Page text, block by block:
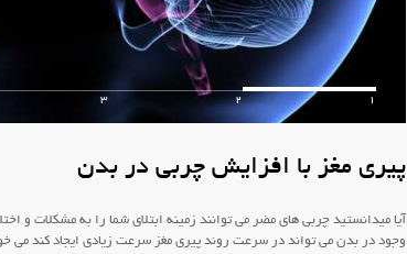
1
2
3
پیری مغز با افزایش چربی در بدن
آیا میدانستید چربی های مضر می توانند زمینه ابتلای شما را به مشکلات و
وجود در بدن می تواند در سرعت روند پیری مغز سرعت زیادی ایجاد کند می